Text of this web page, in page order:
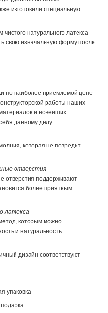
изготовили специальную
натурального латекса
свою изначальную форму после
по наиболее приемлемой цене
работы наших
и новейших
данному делу.
которая не повредит
отверстия
отверстия поддерживают
более приятным
латекса
которым можно
и натуральность
дизайн соответствуют
упаковка